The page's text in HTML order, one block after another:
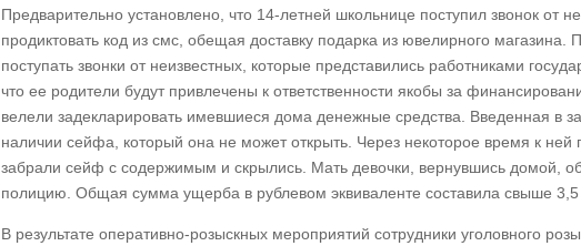
Предварительно установлено, что 14-летней школьнице поступил звонок от
продиктовать код из смс, обещая доставку подарка из ювелирного магазина.
поступать звонки от неизвестных, которые представились работниками
что ее родители будут привлечены к ответственности якобы за
велели задекларировать имевшиеся дома денежные средства. Введенная в
наличии сейфа, который она не может открыть. Через некоторое время к
забрали сейф с содержимым и скрылись. Мать девочки, вернувшись домой,
полицию. Общая сумма ущерба в рублевом эквиваленте составила свыше 3,5
В результате оперативно-розыскных мероприятий сотрудники уголовного